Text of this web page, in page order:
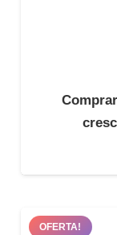
OFERTA!